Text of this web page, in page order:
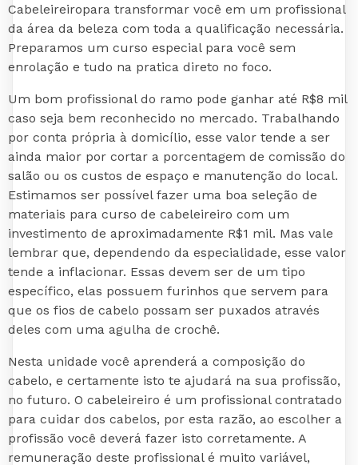
Cabeleireiropara transformar você em um profissional
da área da beleza com toda a qualificação necessária.
Preparamos um curso especial para você sem
enrolação e tudo na pratica direto no foco.
Um bom profissional do ramo pode ganhar até R$8 mil
caso seja bem reconhecido no mercado. Trabalhando
por conta própria à domicílio, esse valor tende a ser
ainda maior por cortar a porcentagem de comissão do
salão ou os custos de espaço e manutenção do local.
Estimamos ser possível fazer uma boa seleção de
materiais para curso de cabeleireiro com um
investimento de aproximadamente R$1 mil. Mas vale
lembrar que, dependendo da especialidade, esse valor
tende a inflacionar. Essas devem ser de um tipo
específico, elas possuem furinhos que servem para
que os fios de cabelo possam ser puxados através
deles com uma agulha de crochê.
Nesta unidade você aprenderá a composição do
cabelo, e certamente isto te ajudará na sua profissão,
no futuro. O cabeleireiro é um profissional contratado
para cuidar dos cabelos, por esta razão, ao escolher a
profissão você deverá fazer isto corretamente. A
remuneração deste profissional é muito variável,